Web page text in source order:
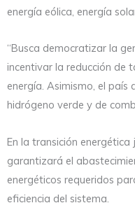
energía eólica, energía
“Busca democratizar la
incentivar la reducción de
energía. Asimismo, el país
hidrógeno verde y de
En la transición energética
garantizará el
energéticos requeridos
eficiencia del sistema.